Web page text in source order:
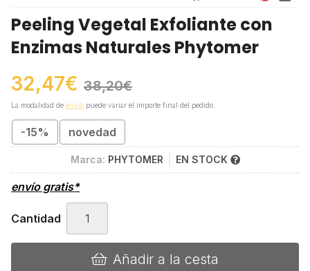
Peeling Vegetal Exfoliante con
Enzimas Naturales Phytomer
32,47€ 38,20€
La modalidad de envío puede variar el importe final del pedido.
-15% novedad
Marca: PHYTOMER EN STOCK
envío gratis*
Cantidad
Añadir a la cesta